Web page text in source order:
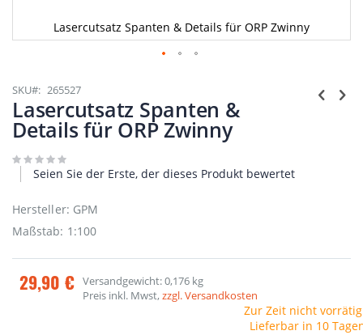
Lasercutsatz Spanten & Details für ORP Zwinny
Anfang
der
Bildgalerie
springen
SKU 265527
Lasercutsatz Spanten &
Details für ORP Zwinny
Seien Sie der Erste, der dieses Produkt bewertet
Hersteller: GPM
Maßstab: 1:100
29,90 € Versandgewicht: 0,176 kg
Preis inkl. Mwst,zzgl. Versandkosten
Zur Zeit nicht
Lieferbar in 10